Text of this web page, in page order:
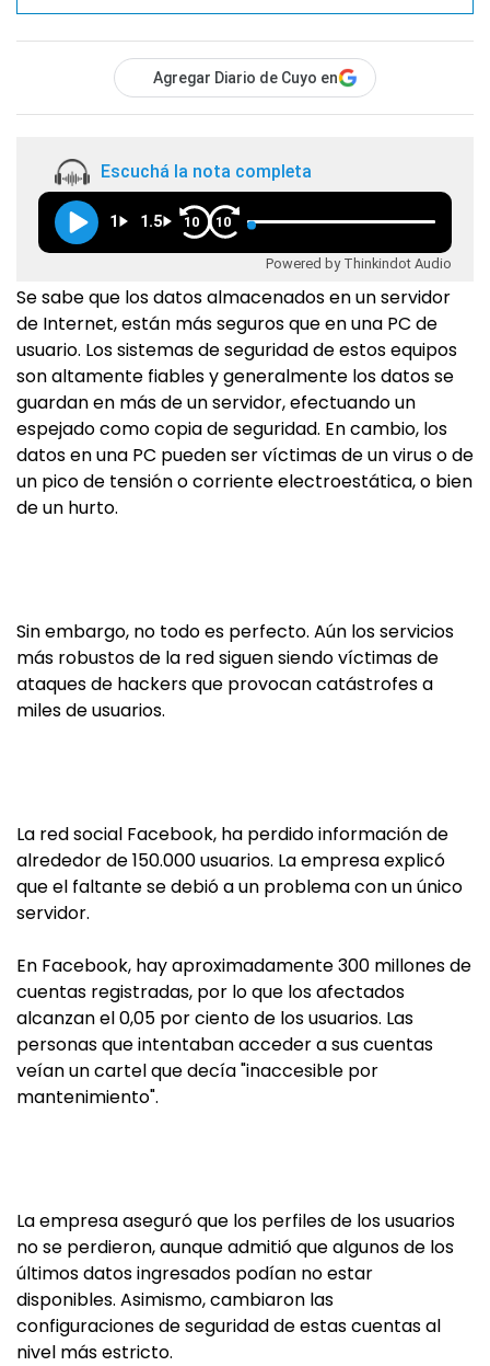
Agregar Diario de Cuyo en
Escuchá la nota completa
1 1.5 10 10
Powered by Thinkindot Audio
Se sabe que los datos almacenados en un servidor
de Internet, están más seguros que en una PC de
usuario. Los sistemas de seguridad de estos equipos
son altamente fiables y generalmente los datos se
guardan en más de un servidor, efectuando un
espejado como copia de seguridad. En cambio, los
datos en una PC pueden ser víctimas de un virus o de
un pico de tensión o corriente electroestática, o bien
de un hurto.
Sin embargo, no todo es perfecto. Aún los servicios
más robustos de la red siguen siendo víctimas de
ataques de hackers que provocan catástrofes a
miles de usuarios.
La red social Facebook, ha perdido información de
alrededor de 150.000 usuarios. La empresa explicó
que el faltante se debió a un problema con un único
servidor.
En Facebook, hay aproximadamente 300 millones de
cuentas registradas, por lo que los afectados
alcanzan el 0,05 por ciento de los usuarios. Las
personas que intentaban acceder a sus cuentas
veían un cartel que decía "inaccesible por
mantenimiento".
La empresa aseguró que los perfiles de los usuarios
no se perdieron, aunque admitió que algunos de los
últimos datos ingresados podían no estar
disponibles. Asimismo, cambiaron las
configuraciones de seguridad de estas cuentas al
nivel más estricto.